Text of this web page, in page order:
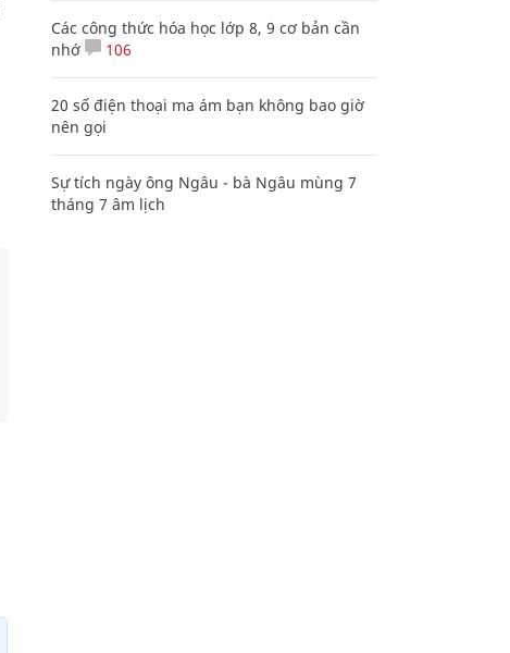
Các công thức hóa học lớp 8, 9 cơ bản cần
nhớ
106
20 số điện thoại ma ám bạn không bao giờ
nên gọi
Sự tích ngày ông Ngâu - bà Ngâu mùng 7
tháng 7 âm lịch